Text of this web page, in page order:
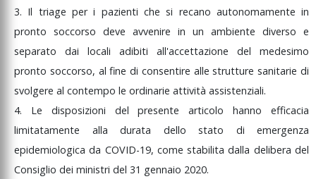
3. Il triage peri pazienti chesi recano autonomamentein
pronto soccorso deve avvenire in un ambiente diverso e
separato dai locali adibiti all'accettazione del medesimo
pronto soccorso, alfinedi consentire allestrutturesanitariedi
svolgere al contempo le ordinarie attività assistenziali.
4. Le disposizioni delpresentearticolohannoefficacia
limitatamente alla durata dello stato di emergenza
epidemiologicada COVID-19, comestabilitadalla deliberadel
Consiglio dei ministri del 31 gennaio 2020.